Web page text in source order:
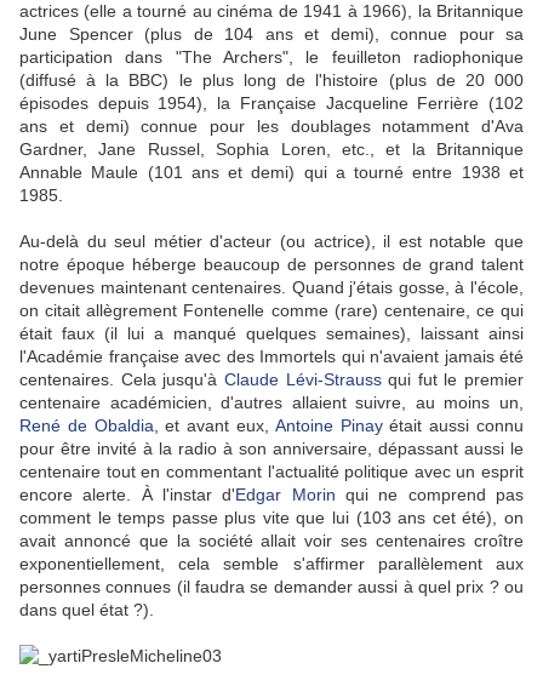
actrices (elle a tourné au cinéma de 1941 à 1966), la Britannique
June Spencer (plus de 104 ans et demi), connue pour sa
participation dans "The Archers", le feuilleton radiophonique
(diffusé à la BBC) le plus long de l'histoire (plus de 20 000
épisodes depuis 1954), la Française Jacqueline Ferrière (102
ans et demi) connue pour les doublages notamment d'Ava
Gardner, Jane Russel, Sophia Loren, etc., et la Britannique
Annable Maule (101 ans et demi) qui a tourné entre 1938 et
1985.
Au-delà du seul métier d'acteur (ou actrice), il est notable que
notre époque héberge beaucoup de personnes de grand talent
devenues maintenant centenaires. Quand j'étais gosse, à l'école,
on citait allègrement Fontenelle comme (rare) centenaire, ce qui
était faux (il lui a manqué quelques semaines), laissant ainsi
l'Académie française avec des Immortels qui n'avaient jamais été
centenaires. Cela jusqu'à Claude Lévi-Straussqui fut le premier
centenaire académicien, d'autres allaient suivre, au moins un,
René de Obaldia , et avant eux, Antoine Pinayétait aussi connu
pour être invité à la radio à son anniversaire, dépassant aussi le
centenaire tout en commentant l'actualité politique avec un esprit
encore alerte. À l'instar d'Edgar Morin qui ne comprend pas
comment le temps passe plus vite que lui (103 ans cet été), on
avait annoncé que la société allait voir ses centenaires croître
exponentiellement, cela semble s'affirmer parallèlement aux
personnes connues (il faudra se demander aussi à quel prix ? ou
dans quel état ?).